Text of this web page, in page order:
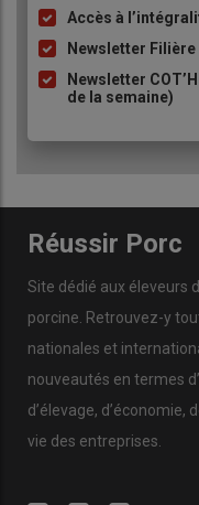
puceAccès à
Newsletter
Newsletter
de la semaine)
Réussir Porc
Site dédié aux éleveurs
porcine. Retrouvez-y
nationales et
nouveautés en termes
d’élevage, d’économie,
vie des entreprises.